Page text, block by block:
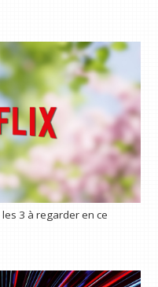
3 à regarder en ce